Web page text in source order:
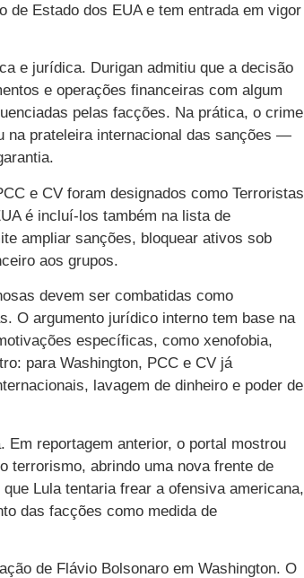
de Estado dos EUA e tem entrada em vigor
e jurídica. Durigan admitiu que a decisão
e operações financeiras com algum
pelas facções. Na prática, o crime
na prateleira internacional das sanções —
e CV foram designados como Terroristas
é incluí-los também na lista de
ampliar sanções, bloquear ativos sob
aos grupos.
devem ser combatidas como
O argumento jurídico interno tem base na
específicas, como xenofobia,
para Washington, PCC e CV já
lavagem de dinheiro e poder de
Em reportagem anterior, o portal mostrou
terrorismo, abrindo uma nova frente de
Lula tentaria frear a ofensiva americana,
das facções como medida de
de Flávio Bolsonaro em Washington. O